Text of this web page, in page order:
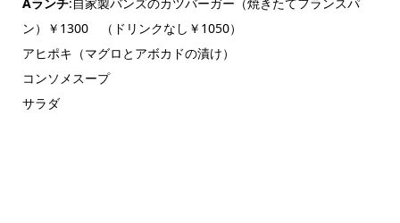
ン）￥1300 （ドリンクなし￥1050）
アヒポキ（マグロとアボカドの漬け）
コンソメスープ
サラダ